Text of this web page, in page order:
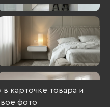
карточке товара и
фото